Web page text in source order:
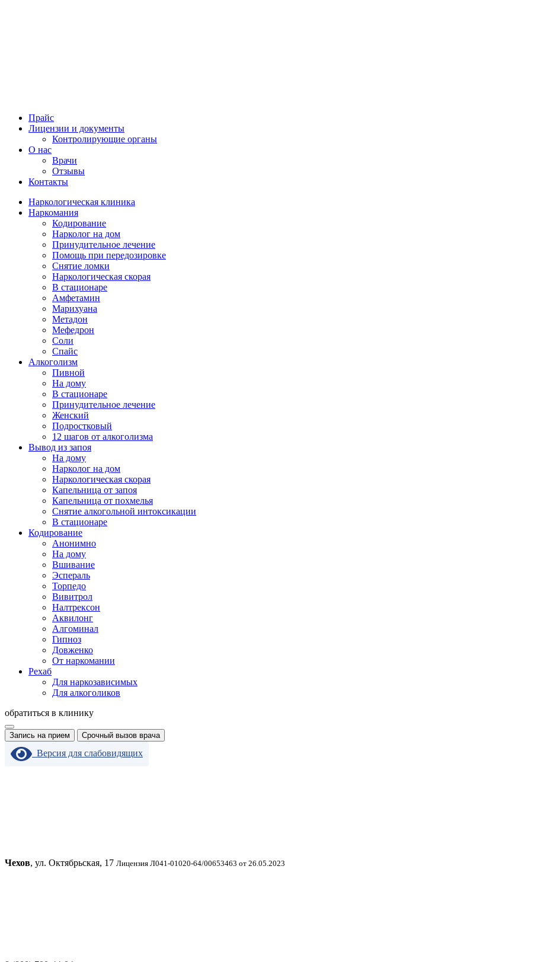
Прайс
Лицензии и документы
Контролирующие органы
О нас
Врачи
Отзывы
Контакты
Наркологическая клиника
Наркомания
Кодирование
Нарколог на дом
Принудительное лечение
Помощь при передозировке
Снятие ломки
Наркологическая скорая
В стационаре
Амфетамин
Марихуана
Метадон
Мефедрон
Соли
Спайс
Алкоголизм
Пивной
На дому
В стационаре
Принудительное лечение
Женский
Подростковый
12 шагов от алкоголизма
Вывод из запоя
На дому
Нарколог на дом
Наркологическая скорая
Капельница от запоя
Капельница от похмелья
Снятие алкогольной интоксикации
В стационаре
Кодирование
Анонимно
На дому
Вшивание
Эспераль
Торпедо
Вивитрол
Налтрексон
Аквилонг
Алгоминал
Гипноз
Довженко
От наркомании
Рехаб
Для наркозависимых
Для алкоголиков
обратиться в клинику
Запись на прием Срочный вызов врача
Версия для слабовидящих
Чехов, ул. Октябрьская, 17 Лицензия Л041-01020-64/00653463 от 26.05.2023